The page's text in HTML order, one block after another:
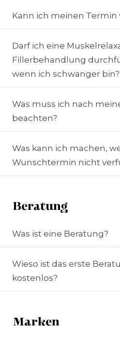
Kann ich meinen Termin
Darf ich eine
Fillerbehandlung
wenn ich schwanger bin?
Was muss ich nach
beachten?
Was kann ich machen,
Wunschtermin nicht
Beratung
Was ist eine Beratung?
Wieso ist das erste
kostenlos?
Marken